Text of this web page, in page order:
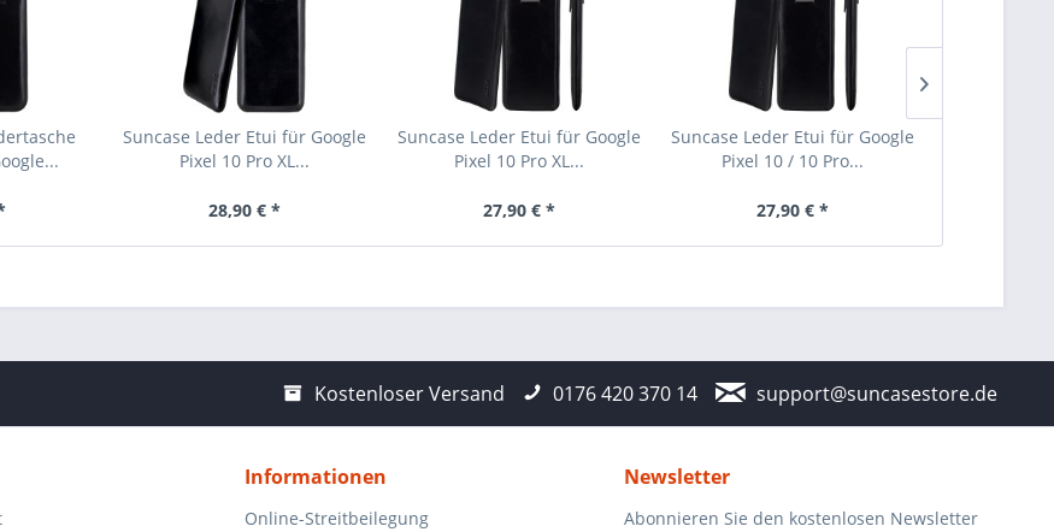
Suncase Leder Etui für Google
Pixel 10 Pro XL...
28,90 € *
Suncase Leder Etui für Google
Pixel 10 Pro XL...
27,90 € *
Suncase Leder Etui für Google
Pixel 10 / 10 Pro...
27,90 € *
Kostenloser Versand 0176 420 370 14 support@suncasestore.de
Informationen
Online-Streitbeilegung
Newsletter
Abonnieren Sie den kostenlosen Newsletter